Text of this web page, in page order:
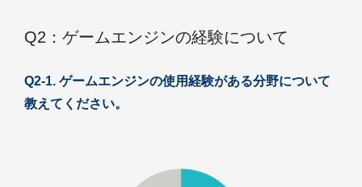
Q2：ゲームエンジンの経験について
Q2-1. ゲームエンジンの使用経験がある分野について
教えてください。